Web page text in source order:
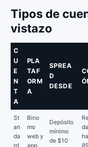
Tipos de
vistazo
C
U
E
N
T
A
PLA
TAF
ORM
A
SPREA
D
DESDE
St
an
da
rd
Bino
mo
web y
app
Depósito
mínimo
de $10